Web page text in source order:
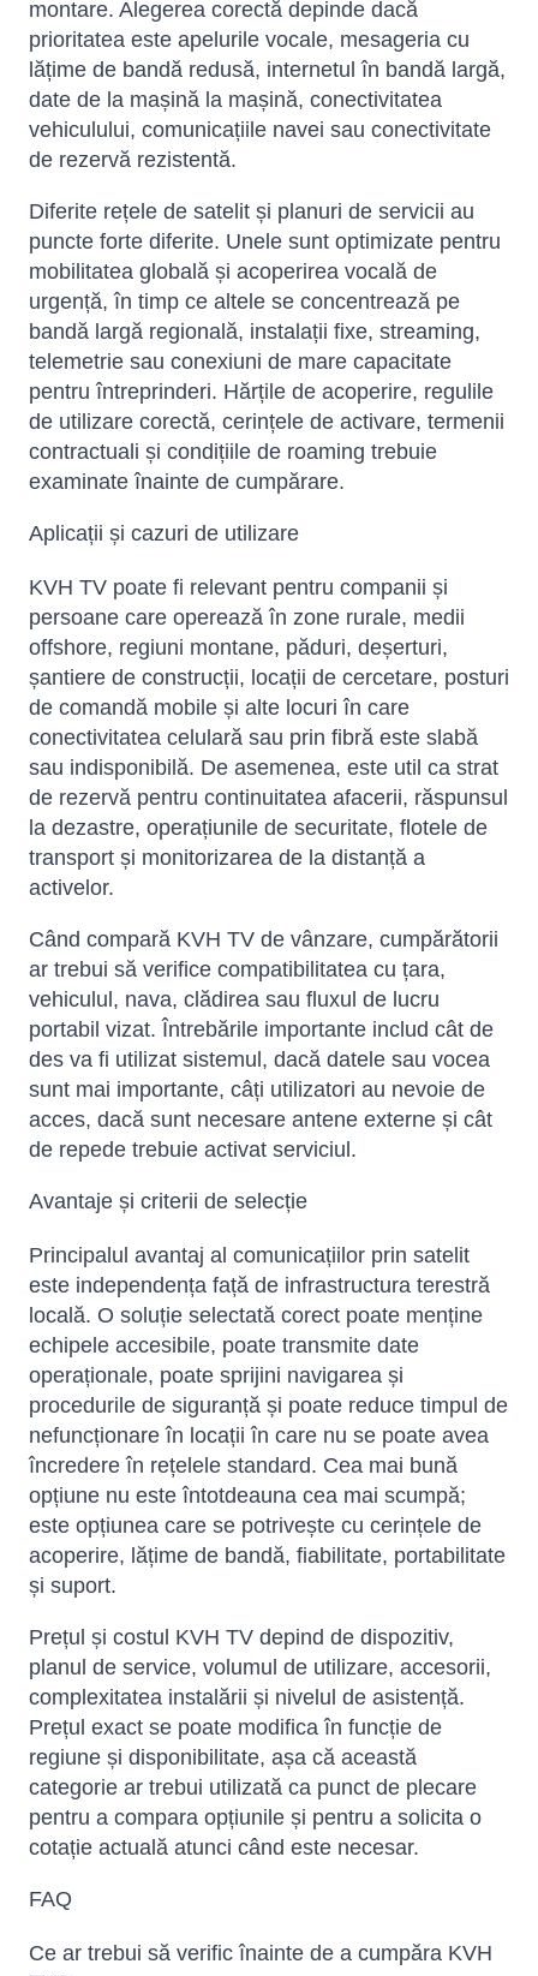
montare. Alegerea corectă depinde dacă
prioritatea este apelurile vocale, mesageria cu
lățime de bandă redusă, internetul în bandă largă,
date de la mașină la mașină, conectivitatea
vehiculului, comunicațiile navei sau conectivitate
de rezervă rezistentă.
Diferite rețele de satelit și planuri de servicii au
puncte forte diferite. Unele sunt optimizate pentru
mobilitatea globală și acoperirea vocală de
urgență, în timp ce altele se concentrează pe
bandă largă regională, instalații fixe, streaming,
telemetrie sau conexiuni de mare capacitate
pentru întreprinderi. Hărțile de acoperire, regulile
de utilizare corectă, cerințele de activare, termenii
contractuali și condițiile de roaming trebuie
examinate înainte de cumpărare.
Aplicații și cazuri de utilizare
KVH TV poate fi relevant pentru companii și
persoane care operează în zone rurale, medii
offshore, regiuni montane, păduri, deșerturi,
șantiere de construcții, locații de cercetare, posturi
de comandă mobile și alte locuri în care
conectivitatea celulară sau prin fibră este slabă
sau indisponibilă. De asemenea, este util ca strat
de rezervă pentru continuitatea afacerii, răspunsul
la dezastre, operațiunile de securitate, flotele de
transport și monitorizarea de la distanță a
activelor.
Când compară KVH TV de vânzare, cumpărătorii
ar trebui să verifice compatibilitatea cu țara,
vehiculul, nava, clădirea sau fluxul de lucru
portabil vizat. Întrebările importante includ cât de
des va fi utilizat sistemul, dacă datele sau vocea
sunt mai importante, câți utilizatori au nevoie de
acces, dacă sunt necesare antene externe și cât
de repede trebuie activat serviciul.
Avantaje și criterii de selecție
Principalul avantaj al comunicațiilor prin satelit
este independența față de infrastructura terestră
locală. O soluție selectată corect poate menține
echipele accesibile, poate transmite date
operaționale, poate sprijini navigarea și
procedurile de siguranță și poate reduce timpul de
nefuncționare în locații în care nu se poate avea
încredere în rețelele standard. Cea mai bună
opțiune nu este întotdeauna cea mai scumpă;
este opțiunea care se potrivește cu cerințele de
acoperire, lățime de bandă, fiabilitate, portabilitate
și suport.
Prețul și costul KVH TV depind de dispozitiv,
planul de service, volumul de utilizare, accesorii,
complexitatea instalării și nivelul de asistență.
Prețul exact se poate modifica în funcție de
regiune și disponibilitate, așa că această
categorie ar trebui utilizată ca punct de plecare
pentru a compara opțiunile și pentru a solicita o
cotație actuală atunci când este necesar.
FAQ
Ce ar trebui să verific înainte de a cumpăra KVH